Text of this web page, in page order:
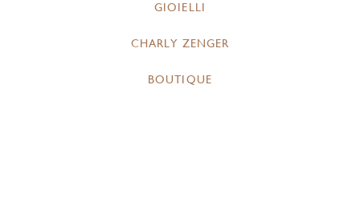
GIOIELLI
CHARLY ZENGER
BOUTIQUE